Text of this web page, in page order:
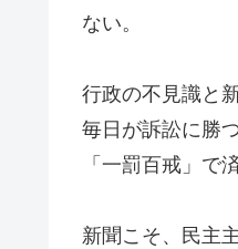
ない。
行政の不見識と
毎日が訴訟に勝
「一罰百戒」で
新聞こそ、民主